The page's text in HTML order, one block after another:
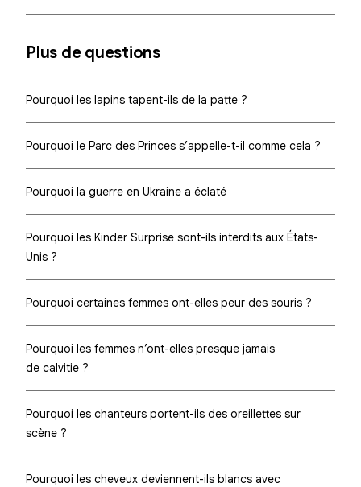
Plus de questions
Pourquoi les lapins tapent-ils de la patte ?
Pourquoi le Parc des Princes s’appelle-t-il comme cela ?
Pourquoi la guerre en Ukraine a éclaté
Pourquoi les Kinder Surprise sont-ils interdits aux États-
Unis ?
Pourquoi certaines femmes ont-elles peur des souris ?
Pourquoi les femmes n’ont-elles presque jamais
de calvitie ?
Pourquoi les chanteurs portent-ils des oreillettes sur
scène ?
Pourquoi les cheveux deviennent-ils blancs avec